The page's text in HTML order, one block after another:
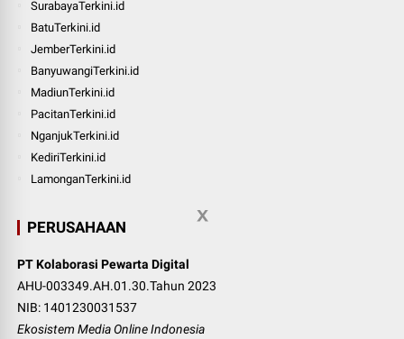
SurabayaTerkini.id
BatuTerkini.id
JemberTerkini.id
BanyuwangiTerkini.id
MadiunTerkini.id
PacitanTerkini.id
NganjukTerkini.id
KediriTerkini.id
LamonganTerkini.id
PERUSAHAAN
PT Kolaborasi Pewarta Digital
AHU-003349.AH.01.30.Tahun 2023
NIB: 1401230031537
Ekosistem Media Online Indonesia